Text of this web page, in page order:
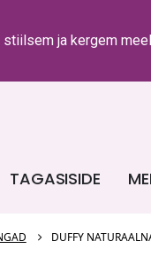
ja kergem
TAGASISIDE
DUFFY